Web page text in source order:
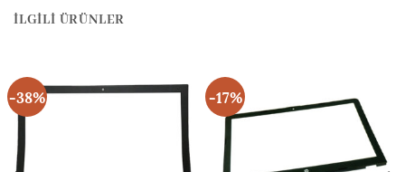
İLGILI ÜRÜNLER
-38% -17%